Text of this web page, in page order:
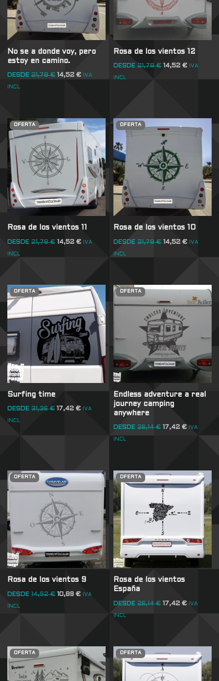
No se a donde voy, pero
estoy en camino.
DESDE 21,78€ 14,52 € IVA
INCL
Rosa de los vientos 12
DESDE 21,78€ 14,52€ IVA
INCL
OFERTA
Rosa de los vientos 11
DESDE 21,78€ 14,52 € IVA
INCL
OFERTA
Rosa de los vientos 10
DESDE 21,78€ 14,52€ IVA
INCL
OFERTA
Surfing time
DESDE 31,36€ 17,42 € IVA
INCL
OFERTA
Endless adventure a real
journey camping
anywhere
DESDE 26,14€ 17,42€ IVA
INCL
OFERTA
Rosa de los vientos 9
DESDE 14,52€ 10,89 € IVA
INCL
OFERTA
Rosa de los vientos
España
DESDE 26,14€ 17,42€ IVA
INCL
OFERTA OFERTA